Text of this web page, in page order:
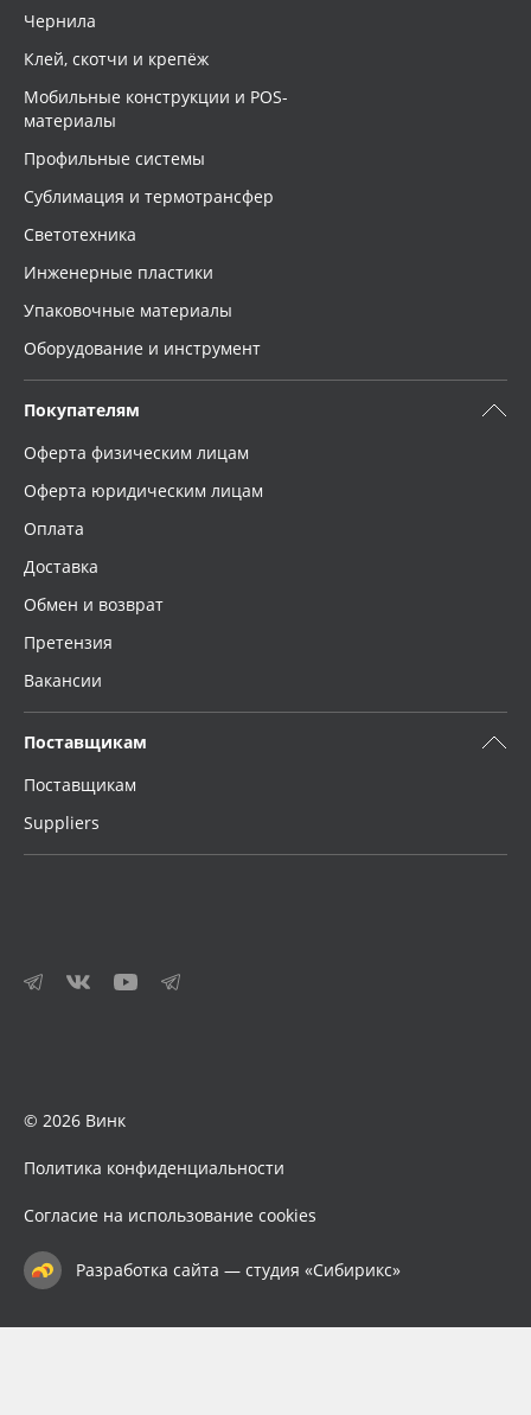
Чернила
Клей, скотчи и крепёж
Мобильные конструкции и POS-
материалы
Профильные системы
Сублимация и термотрансфер
Светотехника
Инженерные пластики
Упаковочные материалы
Оборудование и инструмент
Покупателям
Оферта физическим лицам
Оферта юридическим лицам
Оплата
Доставка
Обмен и возврат
Претензия
Вакансии
Поставщикам
Поставщикам
Suppliers
© 2026 Винк
Политика конфиденциальности
Согласие на использование cookies
Разработка сайта — студия «Сибирикс»